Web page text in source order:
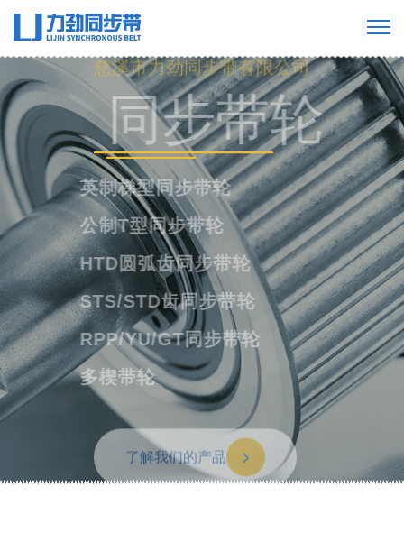
慈溪市力劲同步带有限公司
工业橡胶同步
带
橡胶单面齿同步带
橡胶双面齿同步带
橡胶多楔带
橡胶开口带
了解我们的产品